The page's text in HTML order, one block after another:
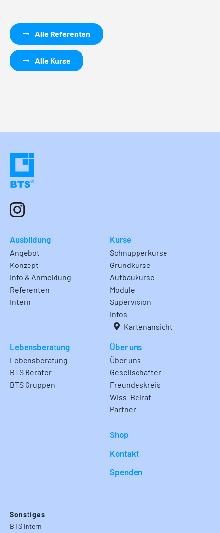
Alle Referenten
Alle Kurse
Ausbildung
Angebot
Konzept
Info & Anmeldung
Referenten
Intern
Kurse
Schnupperkurse
Grundkurse
Aufbaukurse
Module
Supervision
Infos
Kartenansicht
Lebensberatung
Lebensberatung
BTS Berater
BTS Gruppen
Über uns
Über uns
Gesellschafter
Freundeskreis
Wiss. Beirat
Partner
Shop
Kontakt
Spenden
Sonstiges
BTS intern